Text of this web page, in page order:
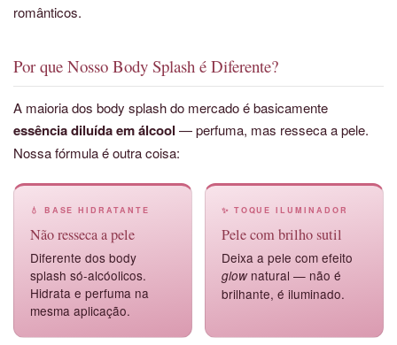
românticos.
Por que Nosso Body Splash é Diferente?
A maioria dos body splash do mercado é basicamente
essência diluída em álcool — perfuma, mas resseca a pele.
Nossa fórmula é outra coisa:
💧 BASE HIDRATANTE
Não resseca a pele
Diferente dos body
splash só-alcóolicos.
Hidrata e perfuma na
mesma aplicação.
✨ TOQUE ILUMINADOR
Pele com brilho sutil
Deixa a pele com efeito
glownatural — não é
brilhante, é iluminado.